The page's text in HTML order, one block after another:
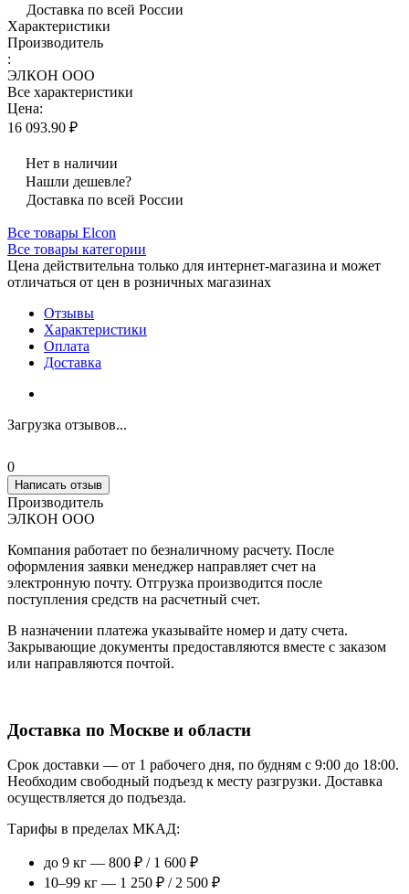
Доставка по всей России
Характеристики
Производитель
:
ЭЛКОН ООО
Все характеристики
Цена:
16 093.90 ₽
Нет в наличии
Нашли дешевле?
Доставка по всей России
Все товары Elcon
Все товары категории
Цена действительна только для интернет-магазина и может
отличаться от цен в розничных магазинах
Отзывы
Характеристики
Оплата
Доставка
Загрузка отзывов...
0
Написать отзыв
Производитель
ЭЛКОН ООО
Компания работает по безналичному расчету. После
оформления заявки менеджер направляет счет на
электронную почту. Отгрузка производится после
поступления средств на расчетный счет.
В назначении платежа указывайте номер и дату счета.
Закрывающие документы предоставляются вместе с заказом
или направляются почтой.
Доставка по Москве и области
Срок доставки — от 1 рабочего дня, по будням с 9:00 до 18:00.
Необходим свободный подъезд к месту разгрузки. Доставка
осуществляется до подъезда.
Тарифы в пределах МКАД:
до 9 кг — 800 ₽ / 1 600 ₽
10–99 кг — 1 250 ₽ / 2 500 ₽